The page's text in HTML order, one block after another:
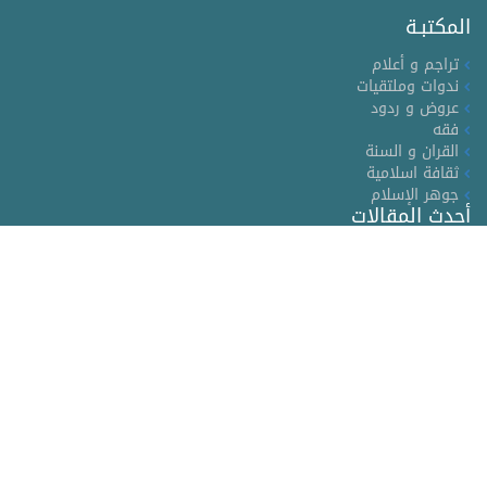
المكتبـة
تراجم و أعلام
ندوات وملتقيات
عروض و ردود
فقه
القران و السنة
ثقافة اسلامية
جوهر الإسلام
أحدث المقالات